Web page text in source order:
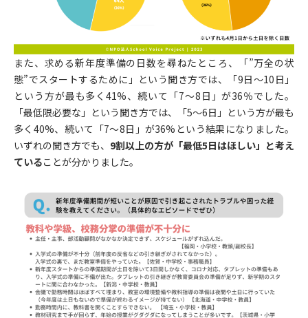
また、求める新年度準備の日数を尋ねたところ、「”万全の状
態”でスタートするために」という聞き方では、「9日〜10日」
という方が最も多く41%、続いて「7〜8日」が36％でした。
「最低限必要な」という聞き方では、「5〜6日」という方が最も
多く40%、続いて「7〜8日」が36%という結果になりました。
いずれの聞き方でも、 9割以上の方が「最低5日はほしい」と考え
ていることが分かりました。